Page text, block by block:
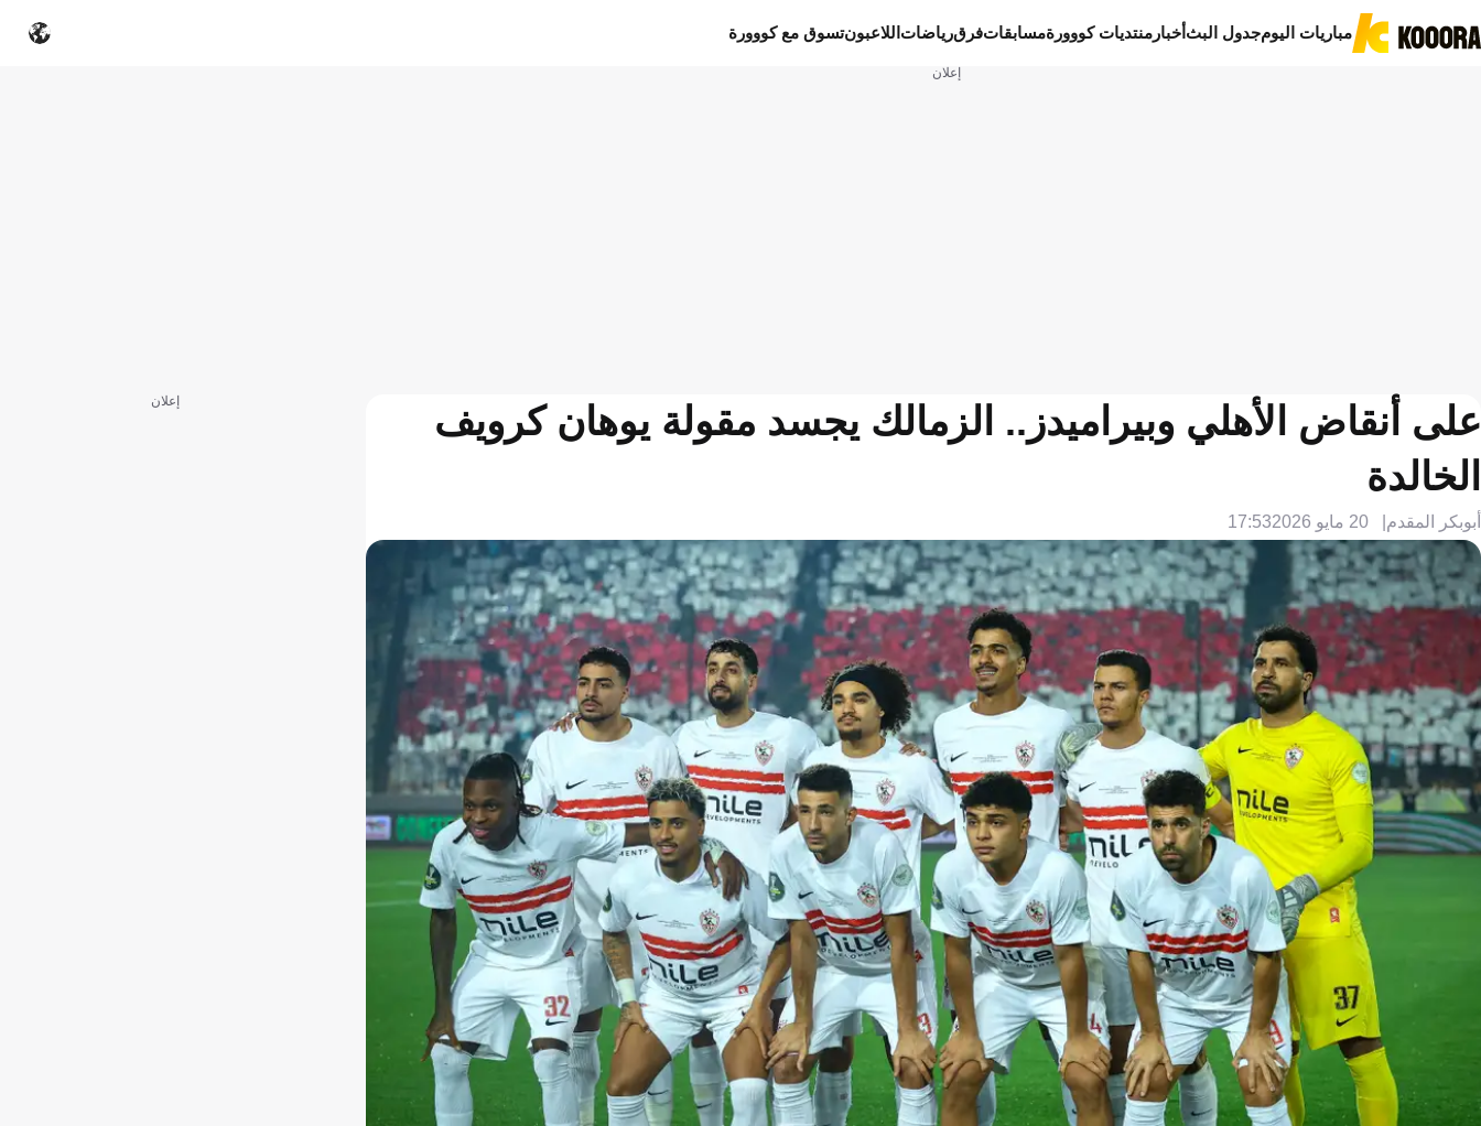
مباريات اليومجدول البثأخبار منتديات كووورةمسابقاتفرقرياضات اللاعبونتسوق مع كووورة
إعلان
على أنقاض الأهلي وبيراميدز.. الزمالك يجسد مقولة يوهان كرويف
الخالدة
أبوبكر المقدم 20 مايو 2026 17:53
إعلان